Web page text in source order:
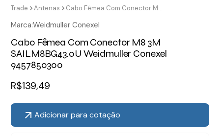
Trade Antenas Cabo Fêmea Com Conector M8 3M SAILM8BG43.0U Weidmuller Conexel 9457850300
Marca:Weidmuller Conexel
Cabo Fêmea Com Conector M8 3M
SAILM8BG43.0U Weidmuller Conexel
9457850300
R$139,49
Adicionar para cotação